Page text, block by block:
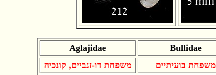
Aglajidae Bullidae
משפחת דו-זנביים, קונכיה
משפחת בועיתיים